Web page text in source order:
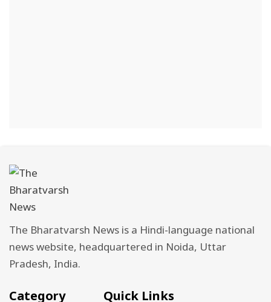
The Bharatvarsh News is a Hindi-language national
news website, headquartered in Noida, Uttar
Pradesh, India.
Category Quick Links